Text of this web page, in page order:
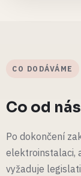
CO DODÁVÁME
Co od
Po dokončení
elektroinstalaci,
vyžaduje